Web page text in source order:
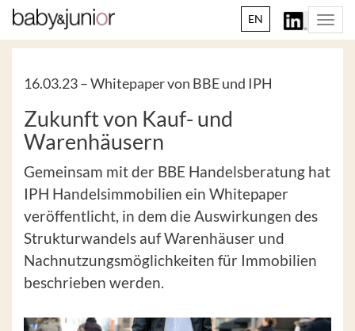
EN
16.03.23 –Whitepaper von BBE und IPH
Zukunft von Kauf- und
Warenhäusern
Gemeinsam mit der BBE Handelsberatung hat
IPH Handelsimmobilien ein Whitepaper
veröffentlicht, in dem die Auswirkungen des
Strukturwandels auf Warenhäuser und
Nachnutzungsmöglichkeiten für Immobilien
beschrieben werden.